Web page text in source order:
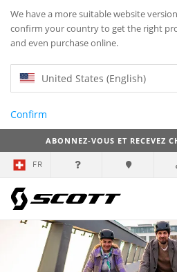
We have a more suitable website
confirm your country to get the right
and even purchase online.
United States (English)
Confirm
ABONNEZ-VOUS ET RECEVEZ
FR